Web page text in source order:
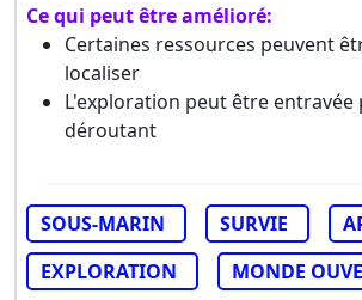
Ce qui peut être amélioré:
Certaines ressources peuvent
localiser
L'exploration peut être
déroutant
SOUS-MARIN SURVIE
EXPLORATION
MONDE